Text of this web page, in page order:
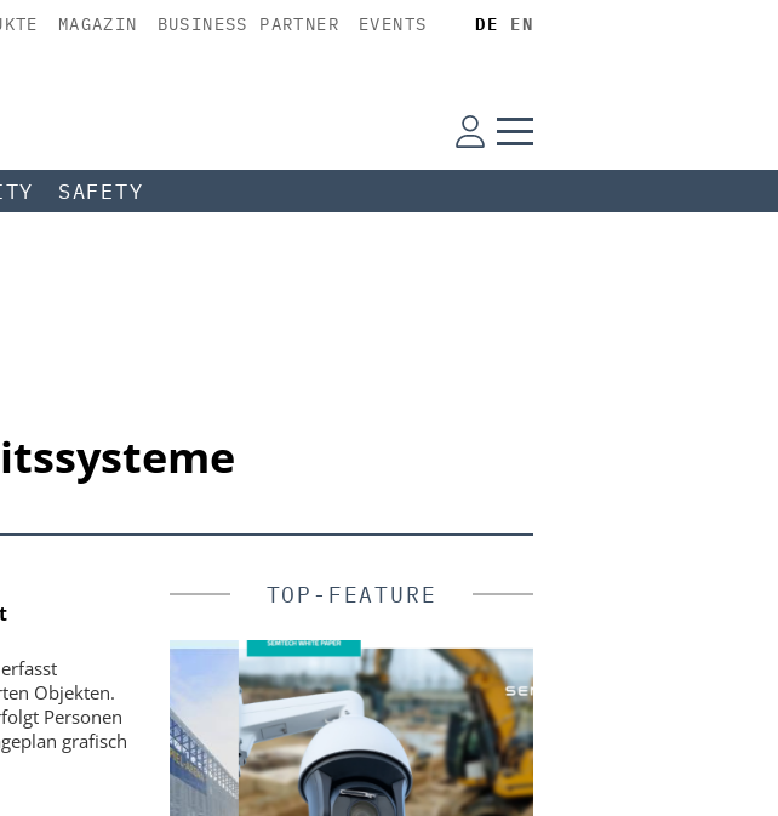
MAGAZIN BUSINESS PARTNER EVENTS DE EN
SAFETY
Objekten.
Personen
grafisch
TOP-FEATURE